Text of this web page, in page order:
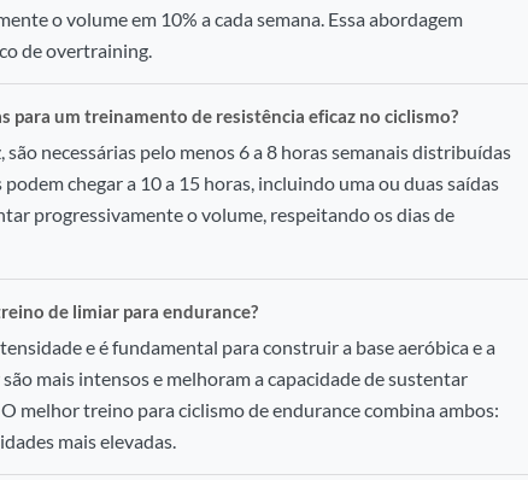
o volume em 10% a cada semana. Essa abordagem
de overtraining.
para um treinamento de resistência eficaz no ciclismo?
necessárias pelo menos 6 a 8 horas semanais distribuídas
chegar a 10 a 15 horas, incluindo uma ou duas saídas
progressivamente o volume, respeitando os dias de
de limiar para endurance?
e é fundamental para construir a base aeróbica e a
mais intensos e melhoram a capacidade de sustentar
melhor treino para ciclismo de endurance combina ambos:
mais elevadas.